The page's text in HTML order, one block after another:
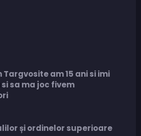
am 15 ani si imi
sa ma joc fivem
și ordinelor superioare